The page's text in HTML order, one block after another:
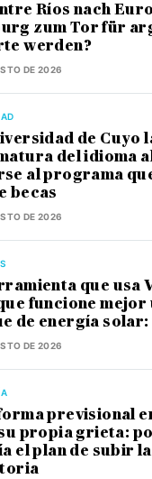
Ríos nach
zum Tor für
werden?
DE 2026
de Cuyo
del idioma
al programa
becas
DE 2026
que usa
funcione mejor
de energía solar:
DE 2026
previsional
propia grieta:
el plan de subir